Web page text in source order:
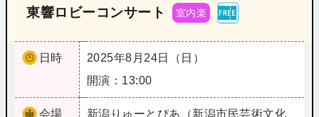
東響ロビーコンサート 室内楽
日時
2025年8月24日（日）
開演：13:00
会場 新潟 りゅーとぴあ（新潟市民芸術文化